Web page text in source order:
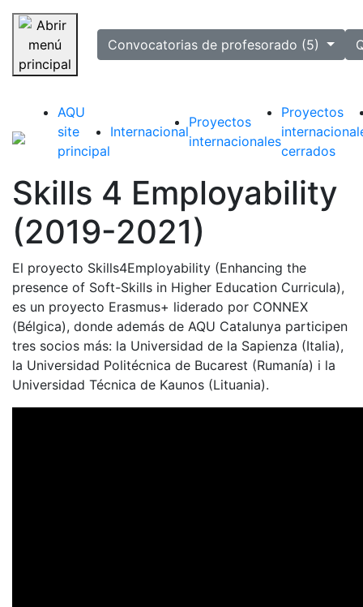
Saltar navegación
selectedConvocatorias de profesorado (5)
AQU
site
principal
Internacional
Proyectos
internacionales
Proyectos
cerrados
Skills 4 Employability
(2019-2021)
El proyecto Skills4Employability (Enhancing the
presence of Soft-Skills in Higher Education Curricula),
es un proyecto Erasmus+ liderado por CONNEX
(Bélgica), donde además de AQU Catalunya participen
tres socios más: la Universidad de la Sapienza (Italia),
la Universidad Politécnica de Bucarest (Rumanía) i la
Universidad Técnica de Kaunos (Lituania).